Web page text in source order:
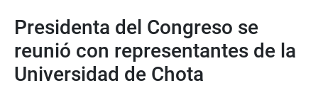
Presidenta del Congreso se
reunió con representantes de la
Universidad de Chota